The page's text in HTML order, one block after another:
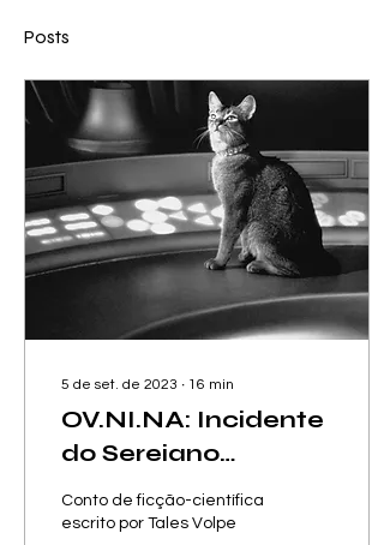
Posts
5 de set. de 2023 ∙ 16 min
OV.NI.NA: Incidente
do Sereiano
Intergaláctico
Conto de ficção-científica
escrito por Tales Volpe